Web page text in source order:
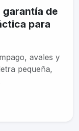
garantía de
para
avales y
pequeña,